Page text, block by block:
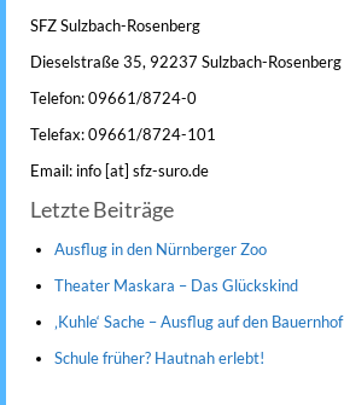
SFZ Sulzbach-Rosenberg
Dieselstraße 35, 92237 Sulzbach-Rosenberg
Telefon: 09661/8724-0
Telefax: 09661/8724-101
Email: info [at] sfz-suro.de
Letzte Beiträge
Ausflug in den Nürnberger Zoo
Theater Maskara – Das Glückskind
‚Kuhle‘ Sache – Ausflug auf den Bauernhof
Schule früher? Hautnah erlebt!